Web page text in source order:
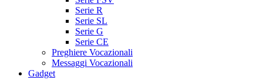
Serie R
Serie SL
Serie G
Serie CE
Preghiere Vocazionali
Messaggi Vocazionali
Gadget